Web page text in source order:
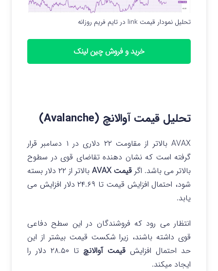
تحلیل نمودار قیمت link در تایم فریم روزانه
خرید و فروش چین لینک
تحلیل قیمت آوالانچ (Avalanche)
AVAX بالاتر از مقاومت ۲۲ دلاری در ۱ دسامبر قرار
گرفته است که نشان دهنده تقاضای قوی در سطوح
بالاتر می باشد. اگر قیمت AVAX
بالاتر از ۲۲ دلار بسته
شود، احتمال افزایش قیمت تا ۲۴.۶۹ دلار افزایش می
یابد.
انتظار می رود که فروشندگان در این سطح دفاعی
قوی داشته باشند، زیرا شکست قیمت بیشتر از این
حد احتمال افزایش قیمت آوالانچ
تا ۲۸.۵۰ دلار را
ایجاد میکند.